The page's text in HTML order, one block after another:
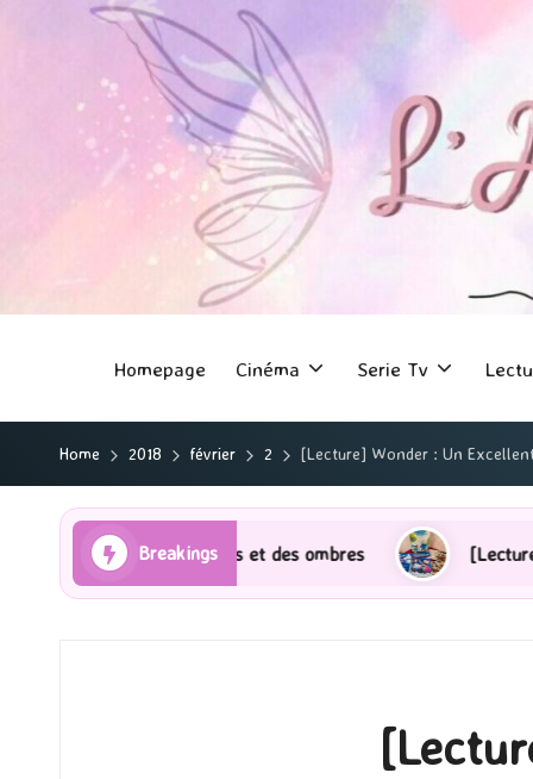
Homepage Cinéma Serie Tv
Home 2018 février 2 [Lecture] Wonder : Un
Breakings
Rayons et des ombres [Lecture] Gardiens des